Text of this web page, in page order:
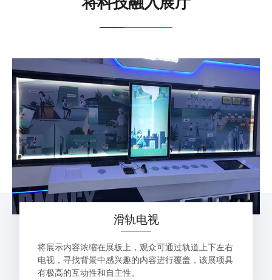
滑轨电视
将展示内容浓缩在展板上，观众可通过轨道上下左右
电视，寻找背景中感兴趣的内容进行覆盖，该展项具
有极高的互动性和自主性。